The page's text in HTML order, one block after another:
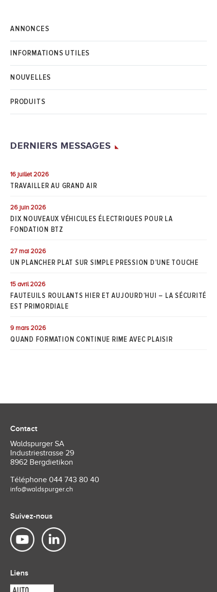
ANNONCES
INFORMATIONS UTILES
NOUVELLES
PRODUITS
DERNIERS MESSAGES
16 juillet 2026
TRAVAILLER AU GRAND AIR
26 juin 2026
DIX NOUVEAUX VÉHICULES ÉLECTRIQUES POUR LA
FONDATION BTZ
27 mai 2026
UN PLANCHER PLAT SUR SIMPLE PRESSION D’UNE TOUCHE
15 avril 2026
FAUTEUILS ROULANTS HIER ET AUJOURD’HUI – LA SÉCURITÉ
EST PRIMORDIALE
9 mars 2026
QUAND FORMATION CONTINUE RIME AVEC PLAISIR
Contact
Waldspurger SA
Industriestrasse 29
8962 Bergdietikon
Téléphone 044 743 80 40
info@waldspurger.ch
Suivez-nous
Liens